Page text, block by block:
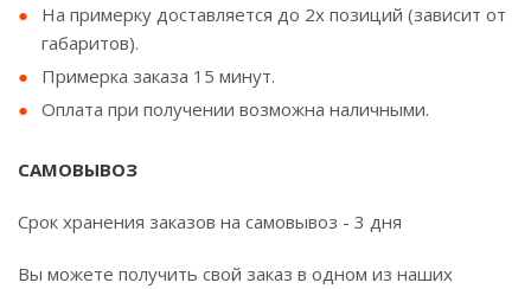
На примерку доставляется до 2х позиций (зависит от
габаритов).
Примерка заказа 15 минут.
Оплата при получении возможна наличными.
САМОВЫВОЗ
Срок хранения заказов на самовывоз - 3 дня
Вы можете получить свой заказ в одном из наших